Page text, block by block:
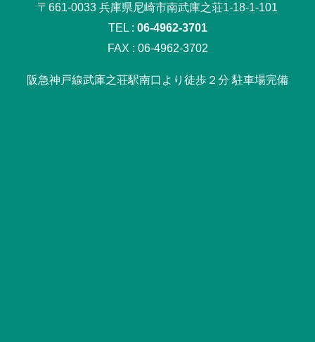
〒661-0033 兵庫県尼崎市南武庫之荘1-18-1-101
TEL : 06-4962-3701
FAX : 06-4962-3702
阪急神戸線武庫之荘駅南口より徒歩２分 駐車場完備